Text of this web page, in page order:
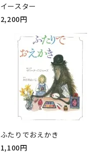
イースター
2,200円
ふたりでおえかき
1,100円